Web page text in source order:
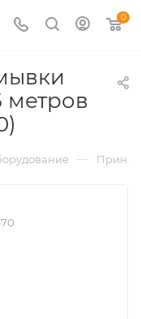
0
метров
—